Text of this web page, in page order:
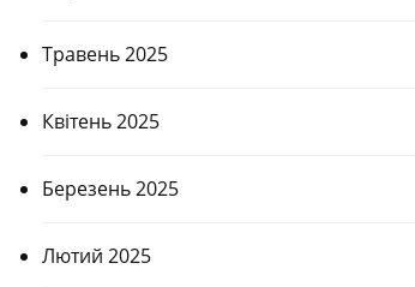
Травень 2025
Квітень 2025
Березень 2025
Лютий 2025